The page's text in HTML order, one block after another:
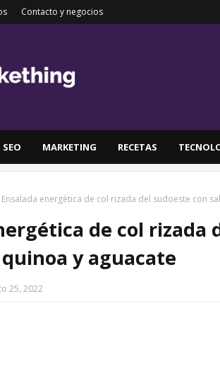
Contacto y negocios
SEO MARKETING RECETAS
Ensalada energética de col rizada del sudoeste con
de col rizada
y aguacate
25, 2022